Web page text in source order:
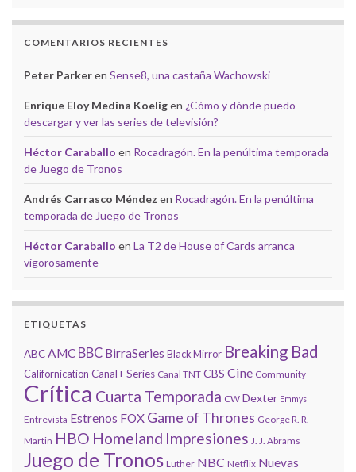
COMENTARIOS RECIENTES
Peter Parkeren Sense8, una castaña Wachowski
Enrique Eloy Medina Koeligen ¿Cómo y dónde puedo
descargar y ver las series de televisión?
Héctor Caraballo en Rocadragón. En la penúltima temporada
de Juego de Tronos
Andrés Carrasco Méndez en Rocadragón. En la penúltima
temporada de Juego de Tronos
Héctor Caraballo en La T2 de House of Cards arranca
vigorosamente
ETIQUETAS
ABCAMC BBC BirraSeries Black Mirror Breaking Bad
Californication Canal+ Series Canal TNT CBS Cine Community
Crítica Cuarta Temporada CW Dexter Emmys
Entrevista Estrenos FOX Game of Thrones George R. R.
Martin HBO Homeland Impresiones J. J. Abrams
Juego de Tronos Luther NBC Netflix Nuevas